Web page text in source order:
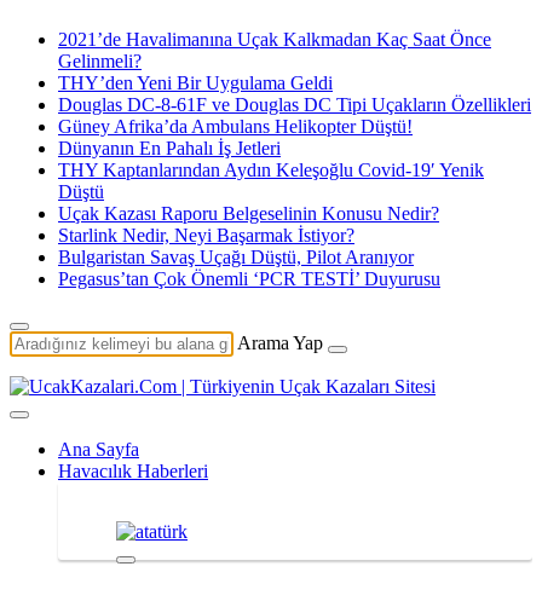
2021’de Havalimanına Uçak Kalkmadan Kaç Saat Önce
Gelinmeli?
THY’den Yeni Bir Uygulama Geldi
Douglas DC-8-61F ve Douglas DC Tipi Uçakların Özellikleri
Güney Afrika’da Ambulans Helikopter Düştü!
Dünyanın En Pahalı İş Jetleri
THY Kaptanlarından Aydın Keleşoğlu Covid-19′ Yenik
Düştü
Uçak Kazası Raporu Belgeselinin Konusu Nedir?
Starlink Nedir, Neyi Başarmak İstiyor?
Bulgaristan Savaş Uçağı Düştü, Pilot Aranıyor
Pegasus’tan Çok Önemli ‘PCR TESTİ’ Duyurusu
Arama Yap
Ana Sayfa
Havacılık Haberleri